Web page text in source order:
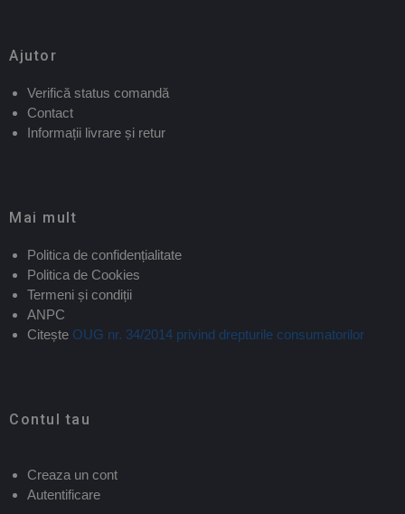
Ajutor
Verifică status comandă
Contact
Informații livrare și retur
Mai mult
Politica de confidențialitate
Politica de Cookies
Termeni și condiții
ANPC
Citește OUG nr. 34/2014 privind drepturile consumatorilor
Contul tau
Creaza un cont
Autentificare